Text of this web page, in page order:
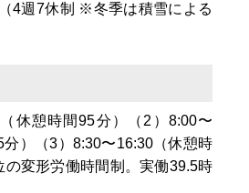
4週7休制 ※冬季は積雪による
（休憩時間95分）（2）8:00〜
）（3）8:30〜16:30（休憩時
変形労働時間制。実働39.5時